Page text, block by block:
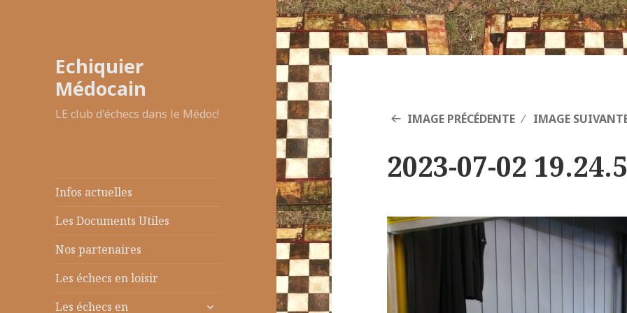
Echiquier
Médocain
LE club d'échecs dans le Médoc!
Infos actuelles
Les Documents Utiles
Nos partenaires
Les échecs en loisir
Les échecs en
ouvrir
IMAGE PRÉCÉDENTE IMAGE
2023-07-02